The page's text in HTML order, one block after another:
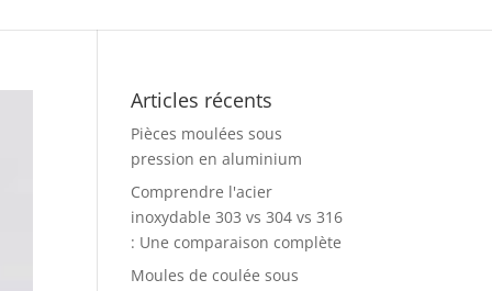
Articles récents
Pièces moulées sous
pression en aluminium
Comprendre l'acier
inoxydable 303 vs 304 vs 316
: Une comparaison complète
Moules de coulée sous